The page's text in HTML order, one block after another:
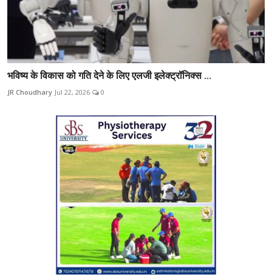
भविष्य के विकास को गति देने के लिए एलजी इलेक्ट्रॉनिक्स ...
JR Choudhary Jul 22, 2026 0